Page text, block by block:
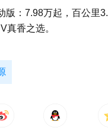
版：7.98万起，百公里
真香之选。